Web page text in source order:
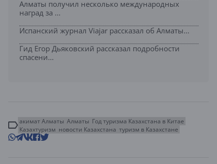
Алматы получил несколько международных
наград за ...
Испанский журнал Viajar рассказал об Алматы...
Гид Егор Дьяковский рассказал подробности
спасени...
акимат Алматы Алматы Год туризма Казахстана в Китае
Казахтуризм новости Казахстана туризм в Казахстане